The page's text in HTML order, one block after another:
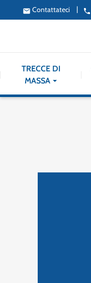
email Contattateci | phone
TRECCE DI
MASSA